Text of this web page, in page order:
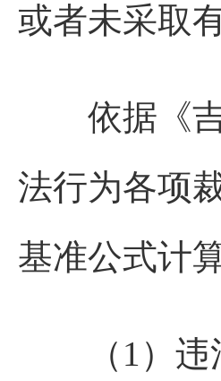
或者未采取
依据《吉
法行为各项
基准公式计
（1）违法